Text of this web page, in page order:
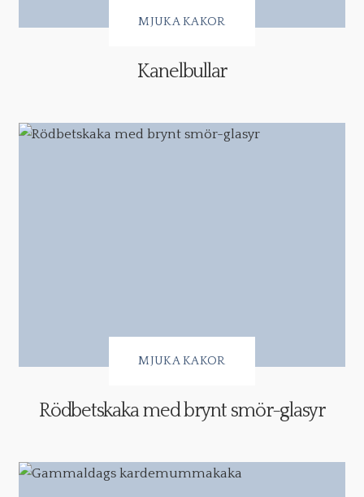
MJUKA KAKOR
Kanelbullar
MJUKA KAKOR
Rödbetskaka med brynt smör-glasyr